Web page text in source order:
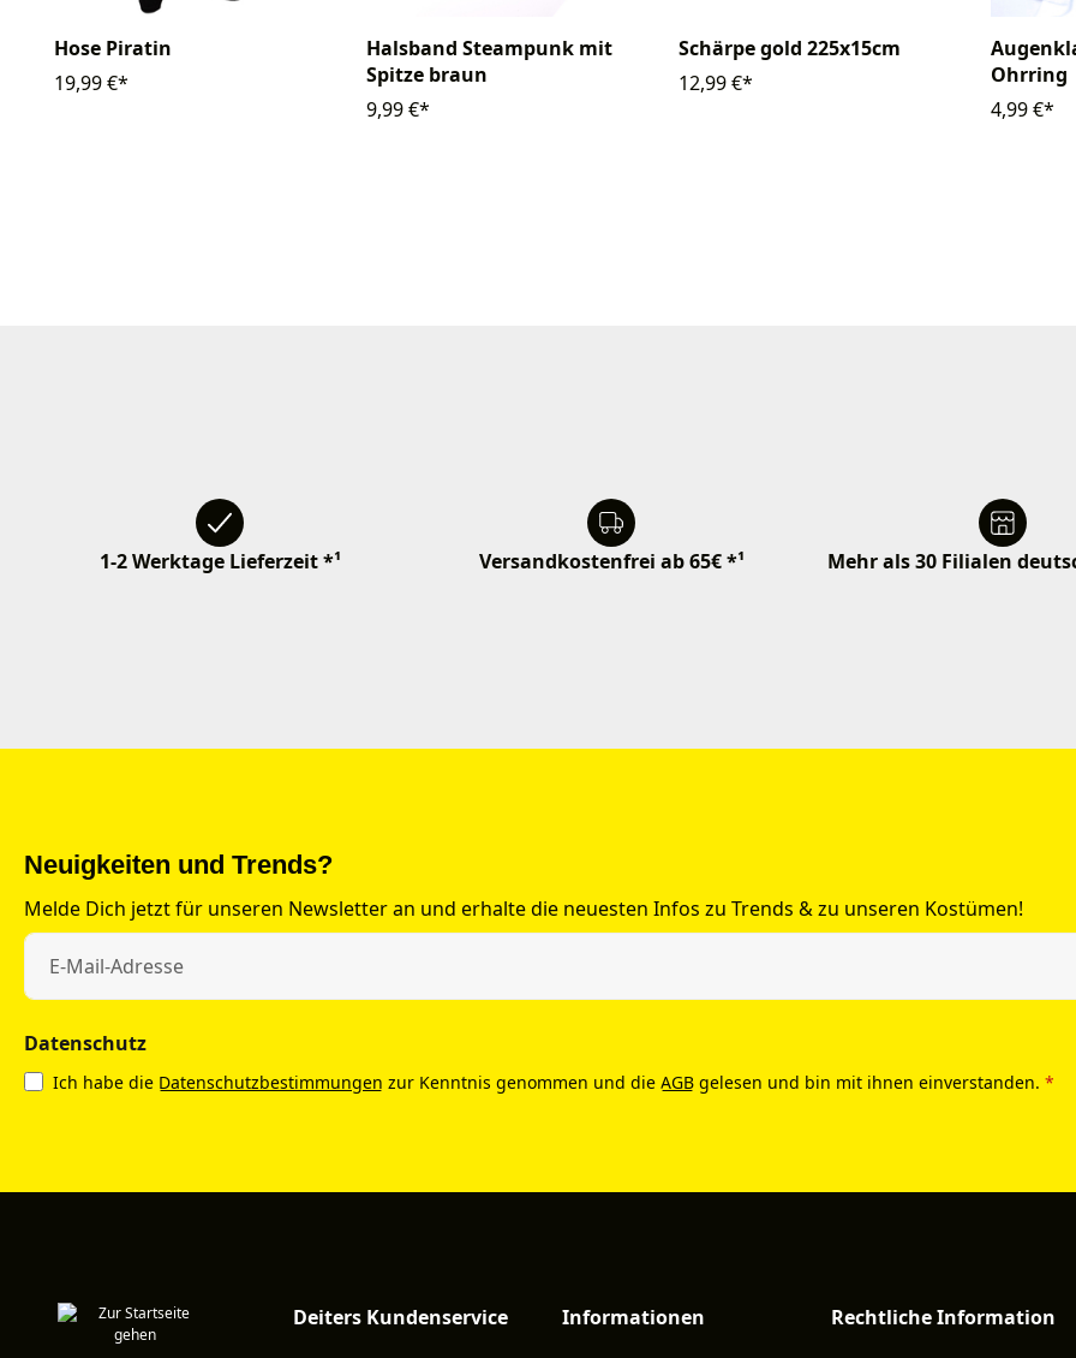
Hose Piratin
19,99 €*
Halsband Steampunk mit
Spitze braun
9,99 €*
Schärpe gold 225x15cm
12,99 €*
Ohrring
4,99 €*
1-2 Werktage Lieferzeit *¹ Versandkostenfrei ab 65€ *¹ Mehr als 30 Filialen
Neuigkeiten und Trends?
Melde Dich jetzt für unseren Newsletter an und erhalte die neuesten Infos zu Trends & zu unseren Kostümen!
Datenschutz
Ich habe die Datenschutzbestimmungen zur Kenntnis genommen und die AGB gelesen und bin mit ihnen einverstanden. *
Deiters Kundenservice Informationen Rechtliche Information